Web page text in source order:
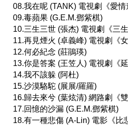
08.我在呢 (TANK) 電視劇《愛
09.毒蘋果 (G.E.M.鄧紫棋)
10.三生三世 (張杰) 電視劇《三
11.再見煙火 (卓義峰) 電視劇《
12.何必紀念 (莊鵑瑛)
13.你是答案 (王笠人) 電視劇《
14.我不該躲 (阿杜)
15.沙漠駱駝 (展展/羅羅)
16.歸去來兮 (葉炫清) 網路劇《
17.回憶的沙漏 (G.E.M.鄧紫棋)
18.有一種悲傷 (A-Lin) 電影《比